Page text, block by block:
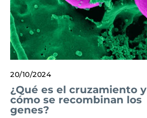
20/10/2024
¿Qué es el cruzamiento y
cómo se recombinan los
genes?